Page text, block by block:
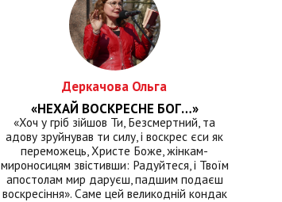
Деркачова Ольга
«НЕХАЙ ВОСКРЕСНЕ БОГ…»
«Хоч у гріб зійшов Ти, Безсмертний, та
адову зруйнував ти силу, і воскрес єси як
переможець, Христе Боже, жінкам-
мироносицям звістивши: Радуйтеся, і Твоїм
апостолам мир даруєш, падшим подаєш
воскресіння». Саме цей великодній кондак